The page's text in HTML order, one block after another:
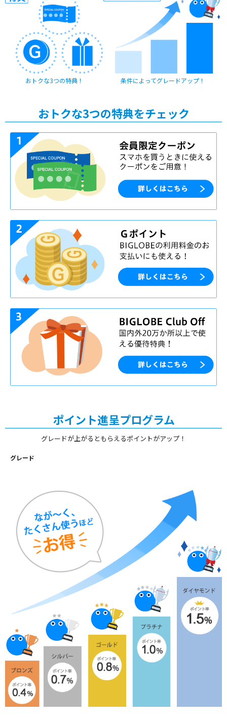
おトクな3つの特典！ 条件によってグレードアップ！
おトクな3つの特典をチェック
ポイント進呈プログラム
グレードが上がるともらえるポイントがアップ！
グレード